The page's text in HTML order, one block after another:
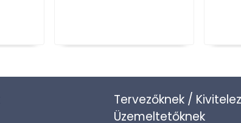
Tervezőknek /
Üzemeltetőknek